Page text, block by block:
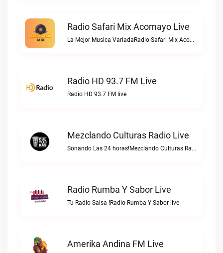
Radio Safari Mix Acomayo Live
La Mejor Musica VariadaRadio Safari Mix Acomayo live
Radio HD 93.7 FM Live
Radio HD 93.7 FM live
Mezclando Culturas Radio Live
Sonando Las 24 horas!Mezclando Culturas Radio live
Radio Rumba Y Sabor Live
Tu Radio Salsa !Radio Rumba Y Sabor live
Amerika Andina FM Live